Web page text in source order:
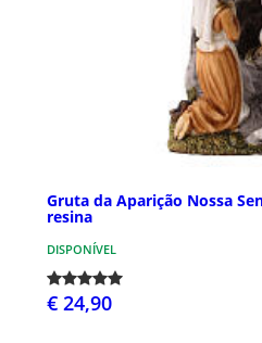
Gruta da Aparição Nossa
resina
DISPONÍVEL
€ 24,90